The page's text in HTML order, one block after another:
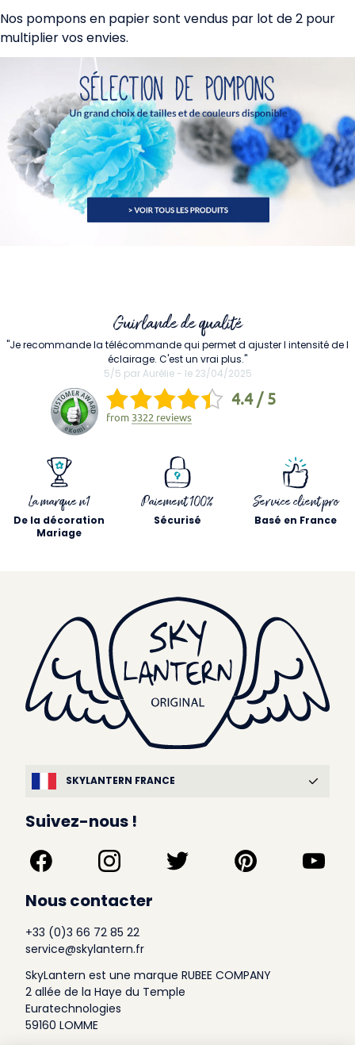
Nos pompons en papier sont vendus par lot de 2 pour
multiplier vos envies.
La marque n1
De la décoration
Mariage
Paiement 100%
Sécurisé
Service client pro
Basé en France
Guirlande de qualité
"Je recommande la télécommande qui permet d ajuster l intensité de l
éclairage. C'est un vrai plus."
5/5 par Aurélie - le 23/04/2025
4.4 / 5
from 3322 reviews
SKYLANTERN FRANCE
Suivez-nous !
Nous contacter
+33 (0)3 66 72 85 22
service@skylantern.fr
SkyLantern est une marque RUBEE COMPANY
2 allée de la Haye du Temple
Euratechnologies
59160 LOMME